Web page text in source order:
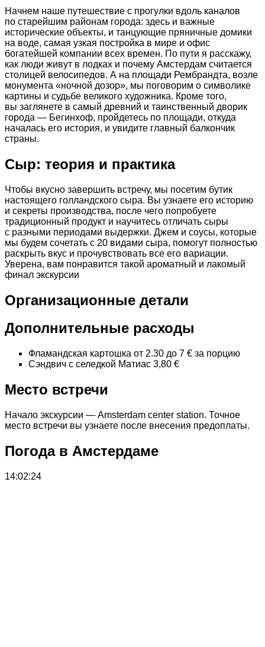
Начнем наше путешествие с прогулки вдоль каналов
по старейшим районам города: здесь и важные
исторические объекты, и танцующие пряничные домики
на воде, самая узкая постройка в мире и офис
богатейшей компании всех времен. По пути я расскажу,
как люди живут в лодках и почему Амстердам считается
столицей велосипедов. А на площади Рембрандта, возле
монумента «ночной дозор», мы поговорим о символике
картины и судьбе великого художника. Кроме того,
вы заглянете в самый древний и таинственный дворик
города — Бегинхоф, пройдетесь по площади, откуда
началась его история, и увидите главный балкончик
страны.
Сыр: теория и практика
Чтобы вкусно завершить встречу, мы посетим бутик
настоящего голландского сыра. Вы узнаете его историю
и секреты производства, после чего попробуете
традиционный продукт и научитесь отличать сыры
с разными периодами выдержки. Джем и соусы, которые
мы будем сочетать с 20 видами сыра, помогут полностью
раскрыть вкус и прочувствовать все его вариации.
Уверена, вам понравится такой ароматный и лакомый
финал экскурсии
Организационные детали
Дополнительные расходы
Фламандская картошка от 2.30 до 7 € за порцию
Сэндвич с селедкой Матиас 3,80 €
Место встречи
Начало экскурсии — Amsterdam center station. Точное
место встречи вы узнаете после внесения предоплаты.
Погода в Амстердаме
14:02:24